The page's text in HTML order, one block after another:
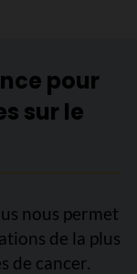
pour
sur le
nous permet
de la plus
de cancer.